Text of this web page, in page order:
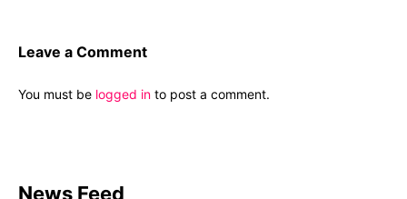
Leave a Comment
You must be logged in to post a comment.
News Feed